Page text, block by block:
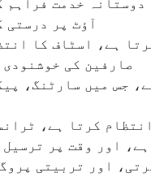
خدمت فراہم
آؤٹ پر درستی
ہے، اسٹاف کا
صارفین کی
جس میں سارٹنگ،
کرتا ہے،
ہے، اور وقت پر
اور تربیتی